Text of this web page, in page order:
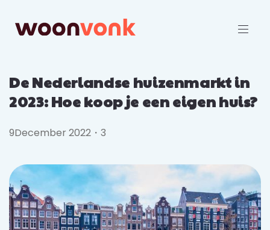
De Nederlandse huizenmarkt in
2023: Hoe koop je een eigen huis?
9December 2022 ・ 3